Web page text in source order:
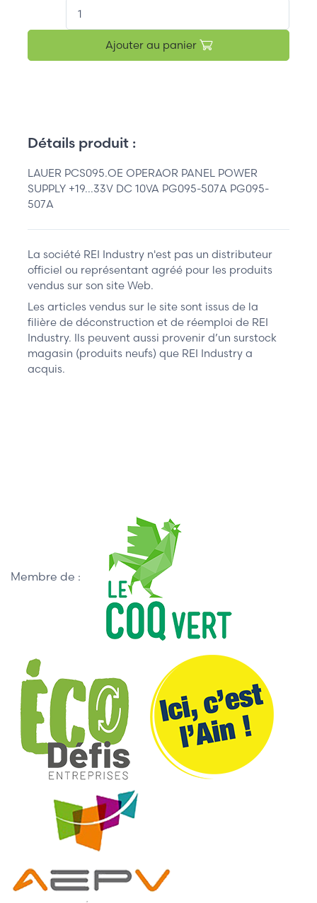
Ajouter au panier
Détails produit :
LAUER PCS095.OE OPERAOR PANEL POWER
SUPPLY +19...33V DC 10VA PG095-507A PG095-
507A
La société REI Industry n'est pas un distributeur
officiel ou représentant agréé pour les produits
vendus sur son site Web.
Les articles vendus sur le site sont issus de la
filière de déconstruction et de réemploi de REI
Industry. Ils peuvent aussi provenir d’un surstock
magasin (produits neufs) que REI Industry a
acquis.
Membre de :